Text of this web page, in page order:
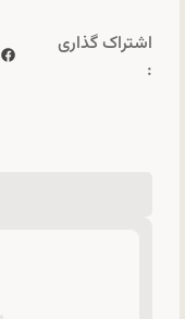
اشتراک گذاری
: